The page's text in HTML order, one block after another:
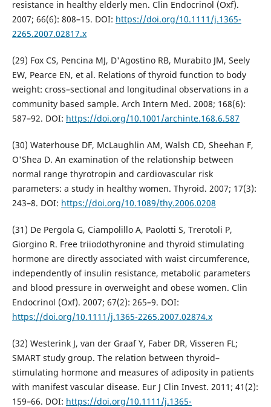
resistance in healthy elderly men. Clin Endocrinol (Oxf).
2007; 66(6): 808–15. DOI: https://doi.org/10.1111/j.1365-
2265.2007.02817.x
(29) Fox CS, Pencina MJ, D'Agostino RB, Murabito JM, Seely
EW, Pearce EN, et al. Relations of thyroid function to body
weight: cross–sectional and longitudinal observations in a
community based sample. Arch Intern Med. 2008; 168(6):
587–92. DOI: https://doi.org/10.1001/archinte.168.6.587
(30) Waterhouse DF, McLaughlin AM, Walsh CD, Sheehan F,
O'Shea D. An examination of the relationship between
normal range thyrotropin and cardiovascular risk
parameters: a study in healthy women. Thyroid. 2007; 17(3):
243–8. DOI: https://doi.org/10.1089/thy.2006.0208
(31) De Pergola G, Ciampolillo A, Paolotti S, Trerotoli P,
Giorgino R. Free triiodothyronine and thyroid stimulating
hormone are directly associated with waist circumference,
independently of insulin resistance, metabolic parameters
and blood pressure in overweight and obese women. Clin
Endocrinol (Oxf). 2007; 67(2): 265–9. DOI:
https://doi.org/10.1111/j.1365-2265.2007.02874.x
(32) Westerink J, van der Graaf Y, Faber DR, Visseren FL;
SMART study group. The relation between thyroid–
stimulating hormone and measures of adiposity in patients
with manifest vascular disease. Eur J Clin Invest. 2011; 41(2):
159–66. DOI: https://doi.org/10.1111/j.1365-